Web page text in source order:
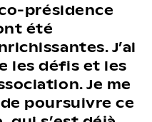
présidence
été
J’ai
les défis et les
Je me
poursuivre ce